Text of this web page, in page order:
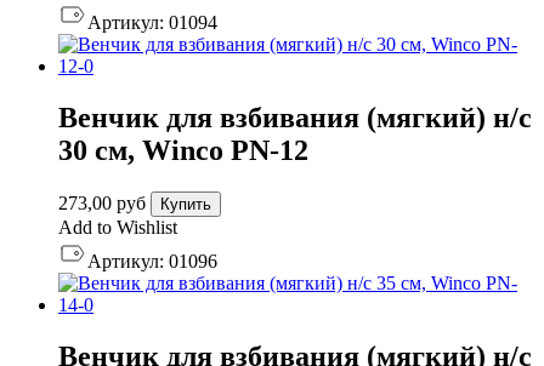
Артикул: 01094
Венчик для взбивания (мягкий) н/с
30 см, Winco PN-12
273,00 руб Купить
Add to Wishlist
Артикул: 01096
Венчик для взбивания (мягкий) н/с